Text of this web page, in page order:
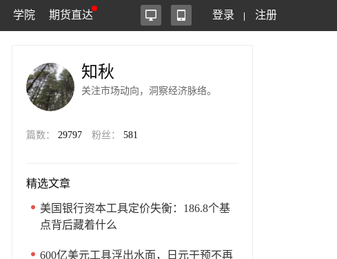
学院 期货直达 登录 注册
知秋
关注市场动向，洞察经济脉络。
篇数： 29797 粉丝： 581
精选文章
美国银行资本工具定价失衡：186.8个基
点背后藏着什么
600亿美元工具浮出水面，日元干预不再